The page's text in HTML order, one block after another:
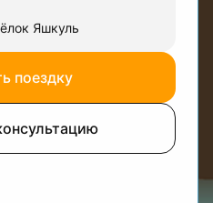
Яшкуль
поездку